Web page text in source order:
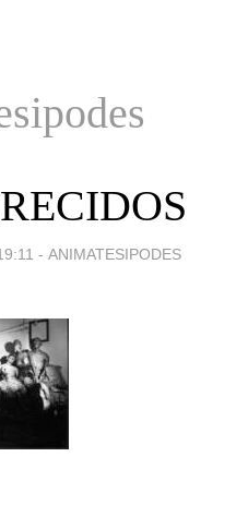
- ANIMATESIPODES